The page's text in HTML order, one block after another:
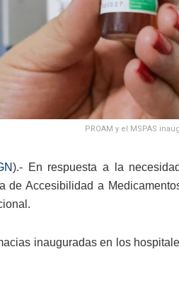
PROAM y el MSPAS
).- En respuesta a la
de Accesibilidad a
inauguradas en los